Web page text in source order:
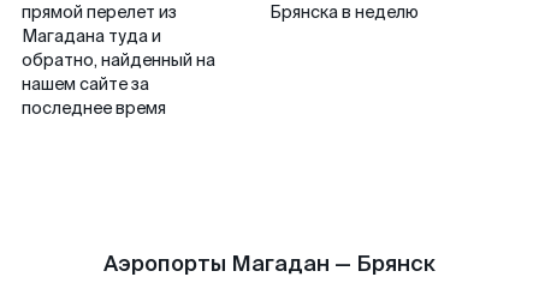
прямой перелет из
Магадана туда и
обратно, найденный на
нашем сайте за
последнее время
Брянска в неделю
Аэропорты Магадан — Брянск